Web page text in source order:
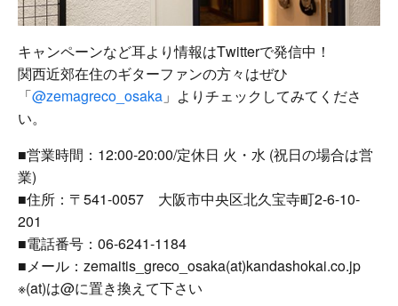
キャンペーンなど耳より情報はTwitterで発信中！
関西近郊在住のギターファンの方々はぜひ
「@zemagreco_osaka 」よりチェックしてみてくださ
い。
■営業時間：12:00-20:00/定休日 火・水 (祝日の場合は営
業)
■住所：〒541-0057 大阪市中央区北久宝寺町2-6-10-
201
■電話番号：06-6241-1184
■メール：zemaitis_greco_osaka(at)kandashokai.co.jp
※(at)は@に置き換えて下さい